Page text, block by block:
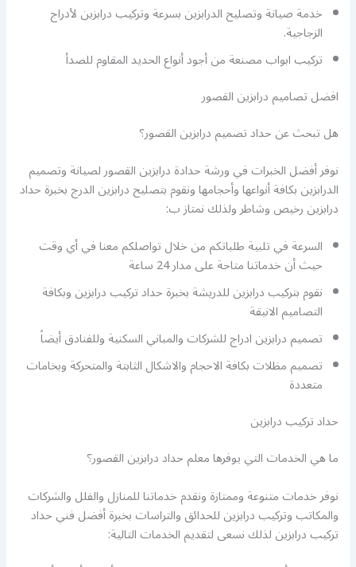
خدمة صيانة وتصليح الدرابزين بسرعة وتركيب درابزين لأدراج
الزجاجية.
تركيب ابواب مصنعة من أجود أنواع الحديد المقاوم للصدأ
افضل تصاميم درابزين القصور
هل تبحث عن حداد تصميم درابزين القصور؟
نوفر أفضل الخبرات في ورشة حدادة درابزين القصور لصيانة وتصميم
الدرابزين بكافة أنواعها وأحجامها ونقوم بتصليح درابزين الدرج بخبرة حداد
درابزين رخيص وشاطر ولذلك نمتاز ب:
السرعة في تلبية طلباتكم من خلال تواصلكم معنا في أي وقت
حيث أن خدماتنا متاحة على مدار 24 ساعة
نقوم بتركيب درابزين للدريشة بخبرة حداد تركيب درابزين وبكافة
التصاميم الانيقة
تصميم درابزين ادراج للشركات والمباني السكنية وللفنادق أيضاً
تصميم مظلات بكافة الاحجام والاشكال الثابتة والمتحركة وبخامات
متعددة
حداد تركيب درابزين
ما هي الخدمات التي يوفرها معلم حداد درابزين القصور؟
نوفر خدمات متنوعة وممتازة ونقدم خدماتنا للمنازل والفلل والشركات
والمكاتب وتركيب درابزين للحدائق والتراسات بخبرة أفضل فني حداد
تركيب درابزين لذلك نسعى لتقديم الخدمات التالية: